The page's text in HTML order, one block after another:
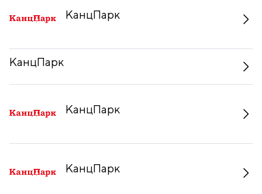
КанцПарк
КанцПарк
КанцПарк
КанцПарк